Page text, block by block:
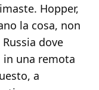
Hopper,
la cosa, non
dove
una remota
a